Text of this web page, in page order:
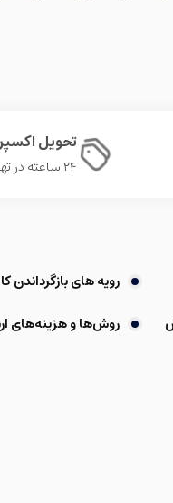
تحویل
۲۴ ساعته در تهران
رویه های بازگرداندن
روش‌ها و هزینه‌های